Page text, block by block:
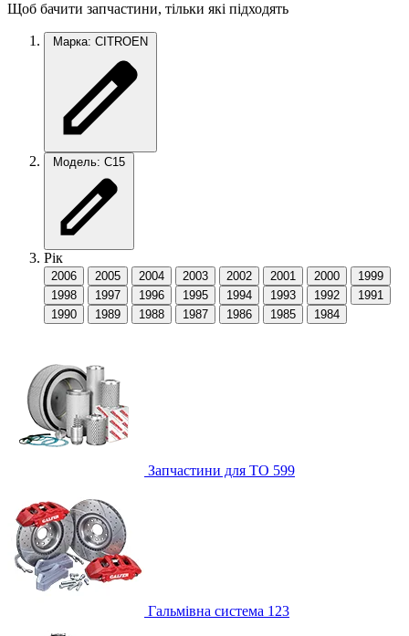
Щоб бачити запчастини, тільки які підходять
Марка: CITROEN
Модель: C15
Рік
2006 2005 2004 2003 2002 2001 2000
1999
1998
1997 1996 1995 1994 1993 1992
1991
1990
1989 1988 1987 1986 1985 1984
Запчастини для ТО 599
Гальмівна система 123